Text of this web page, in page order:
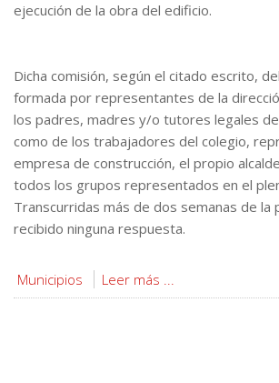
ejecución de la obra del edificio.
Dicha comisión, según el citado escrito,
formada por representantes de la
los padres, madres y/o tutores legales
como de los trabajadores del colegio,
empresa de construcción, el propio
todos los grupos representados en el
Transcurridas más de dos semanas de la
recibido ninguna respuesta.
Municipios Leer más ...